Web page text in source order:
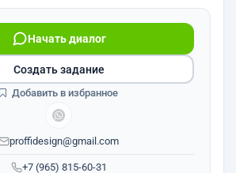
+7 (965) 815-60-31
Начать диалог
proffidesign@gmail.com
Создать задание
Добавить в избранное